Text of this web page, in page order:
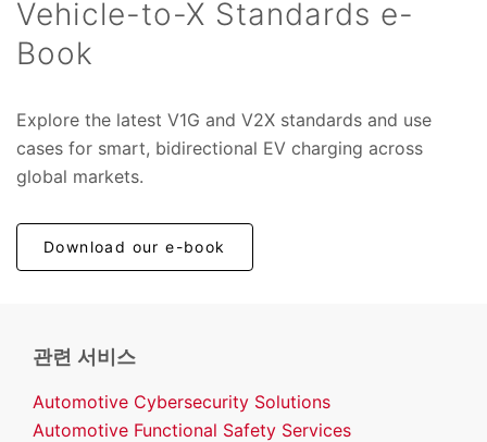
Vehicle-to-X Standards e-
Book
Explore the latest V1G and V2X standards and use
cases for smart, bidirectional EV charging across
global markets.
Download our e-book
관련 서비스
Automotive Cybersecurity Solutions
Automotive Functional Safety Services